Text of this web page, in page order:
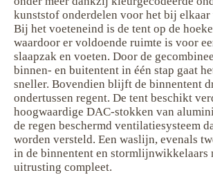
kunststof onderdelen voor het bij elkaar
Bij het voeteneind is de tent op de
waardoor er voldoende ruimte is voor
slaapzak en voeten. Door de
binnen- en buitentent in één stap gaat
sneller. Bovendien blijft de binnentent
ondertussen regent. De tent beschikt
hoogwaardige DAC-stokken van
de regen beschermd ventilatiesysteem
worden versteld. Een waslijn, evenals
in de binnentent en stormlijnwikkelaars
uitrusting compleet.